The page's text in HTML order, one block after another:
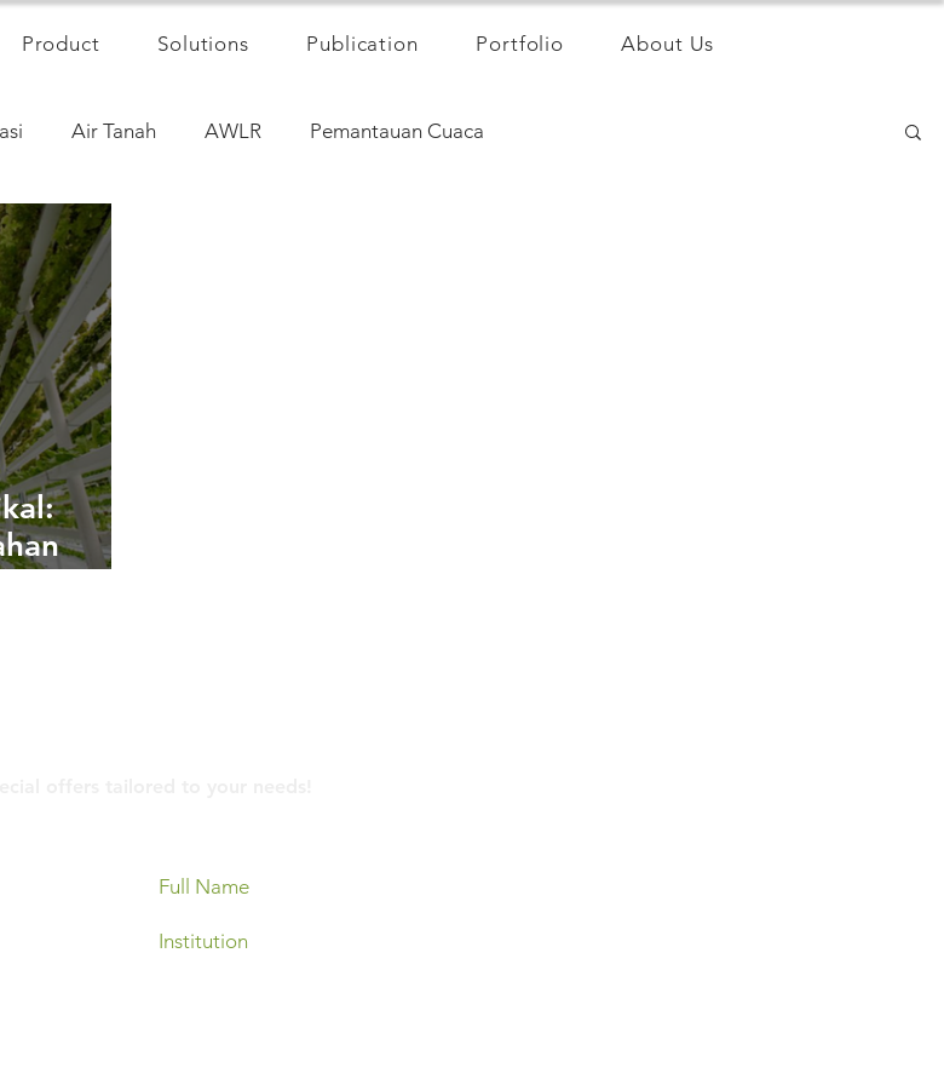
Product Solutions Publication Portfolio About Us
Air Tanah AWLR Pemantauan Cuaca